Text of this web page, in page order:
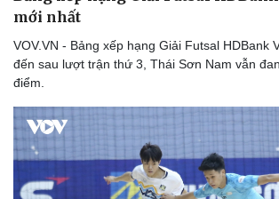
mới nhất
VOV.VN - Bảng xếp hạng Giải Futsal HDBank
đến sau lượt trận thứ 3, Thái Sơn Nam vẫn
điểm.